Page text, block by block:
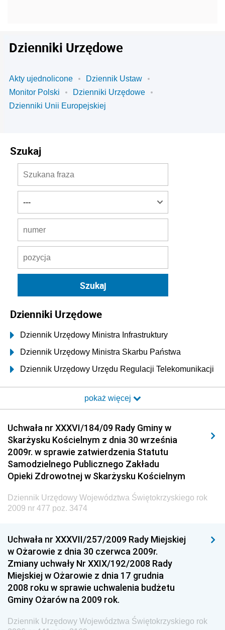
Dzienniki Urzędowe
Akty ujednolicone
Dziennik Ustaw
Monitor Polski
Dzienniki Urzędowe
Dzienniki Unii Europejskiej
Szukaj
Dzienniki Urzędowe
Dziennik Urzędowy Ministra Infrastruktury
Dziennik Urzędowy Ministra Skarbu Państwa
Dziennik Urzędowy Urzędu Regulacji Telekomunikacji
Dziennik Urzędowy Ministra Transportu i Budownictwa
Elektronicznej
Dziennik Urzędowy Ministra Spraw Wewnętrznych i
Administracji
Dziennik Urzędowy Ministra Transportu
Dziennik Urzędowy Ministra Budownictwa
Dziennik Urzędowy Ministra Nauki i Szkolnictwa
Dziennik Urzędowy Głównego Urzędu Miar
Dziennik Urzędowy Ministra Rolnictwa i Rozwoju Wsi
Dziennik Urzędowy Ministra Edukacji Narodowej i
Sportu
Dziennik Urzędowy Ministra Edukacji i Nauki
Dziennik Urzędowy Ministra Edukacji Narodowej
pokaż więcej
Uchwała nr XXXVI/184/09 Rady Gminy w
Skarżysku Kościelnym z dnia 30 września
2009r. w sprawie zatwierdzenia Statutu
Samodzielnego Publicznego Zakładu
Opieki Zdrowotnej w Skarżysku Kościelnym
Dziennik Urzędowy Województwa Świętokrzyskiego rok
2009 nr 477 poz. 3474
Uchwała nr XXXVII/257/2009 Rady Miejskiej
w Ożarowie z dnia 30 czerwca 2009r.
Zmiany uchwały Nr XXIX/192/2008 Rady
Miejskiej w Ożarowie z dnia 17 grudnia
2008 roku w sprawie uchwalenia budżetu
Gminy Ożarów na 2009 rok.
Dziennik Urzędowy Województwa Świętokrzyskiego rok